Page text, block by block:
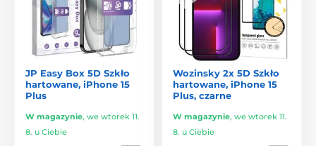
JP Easy Box 5D Szkło
hartowane, iPhone 15
Plus
W magazynie, we wtorek 11.
8. u Ciebie
Wozinsky 2x 5D Szkło
hartowane, iPhone 15
Plus, czarne
W magazynie, we wtorek 11.
8. u Ciebie